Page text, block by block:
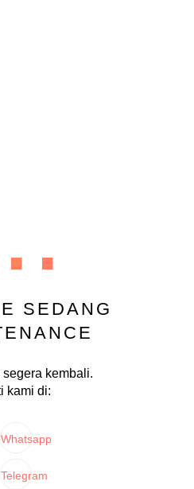
SEDANG
segera kembali.
kami di:
Whatsapp
Telegram